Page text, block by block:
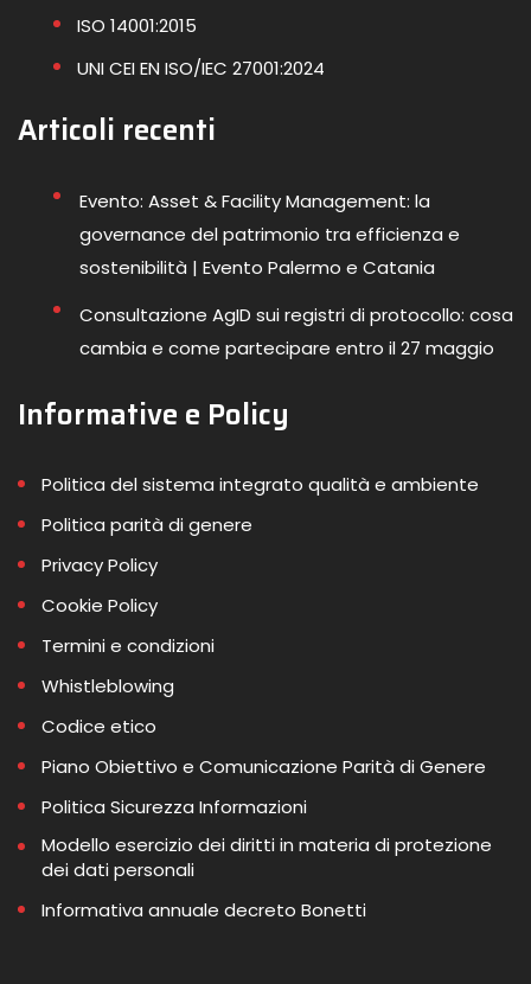
ISO 14001:2015
UNI CEI EN ISO/IEC 27001:2024
Articoli recenti
Evento: Asset & Facility Management: la
governance del patrimonio tra efficienza e
sostenibilità | Evento Palermo e Catania
Consultazione AgID sui registri di protocollo: cosa
cambia e come partecipare entro il 27 maggio
Informative e Policy
Politica del sistema integrato qualità e ambiente
Politica parità di genere
Privacy Policy
Cookie Policy
Termini e condizioni
Whistleblowing
Codice etico
Piano Obiettivo e Comunicazione Parità di Genere
Politica Sicurezza Informazioni
Modello esercizio dei diritti in materia di protezione
dei dati personali
Informativa annuale decreto Bonetti